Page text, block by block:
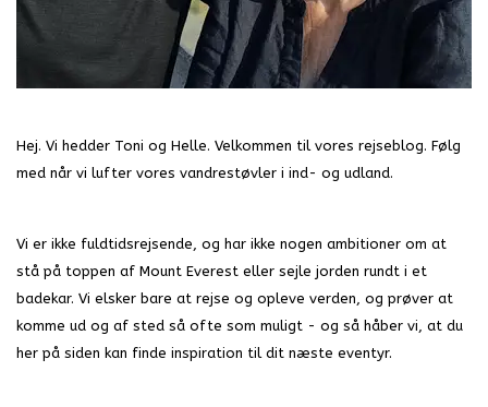
Hej. Vi hedder Toni og Helle. Velkommen til vores rejseblog. Følg
med når vi lufter vores vandrestøvler i ind- og udland.
Vi er ikke fuldtidsrejsende, og har ikke nogen ambitioner om at
stå på toppen af Mount Everest eller sejle jorden rundt i et
badekar. Vi elsker bare at rejse og opleve verden, og prøver at
komme ud og af sted så ofte som muligt - og så håber vi, at du
her på siden kan finde inspiration til dit næste eventyr.